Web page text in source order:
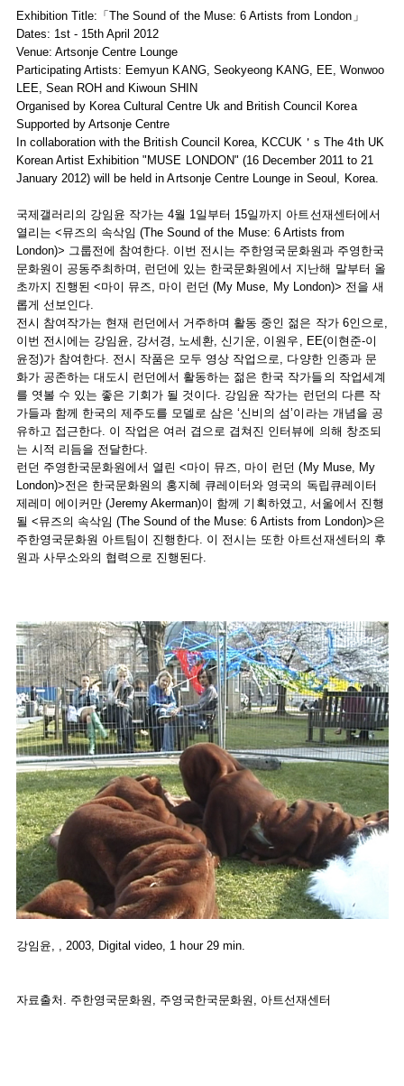
Exhibition Title:「The Sound of the Muse: 6 Artists from London」
Dates: 1st - 15th April 2012
Venue: Artsonje Centre Lounge
Participating Artists: Eemyun KANG, Seokyeong KANG, EE, Wonwoo
LEE, Sean ROH and Kiwoun SHIN
Organised by Korea Cultural Centre Uk and British Council Korea
Supported by Artsonje Centre
In collaboration with the British Council Korea, KCCUK＇s The 4th UK
Korean Artist Exhibition "MUSE LONDON" (16 December 2011 to 21
January 2012) will be held in Artsonje Centre Lounge in Seoul, Korea.
국제갤러리의 강임윤 작가는 4월 1일부터 15일까지 아트선재센터에서
열리는 <뮤즈의 속삭임 (The Sound of the Muse: 6 Artists from
London)> 그룹전에 참여한다. 이번 전시는 주한영국문화원과 주영한국
문화원이 공동주최하며, 런던에 있는 한국문화원에서 지난해 말부터 올
초까지 진행된 <마이 뮤즈, 마이 런던 (My Muse, My London)> 전을 새
롭게 선보인다.
전시 참여작가는 현재 런던에서 거주하며 활동 중인 젊은 작가 6인으로,
이번 전시에는 강임윤, 강서경, 노세환, 신기운, 이원우, EE(이현준-이
윤정)가 참여한다. 전시 작품은 모두 영상 작업으로, 다양한 인종과 문
화가 공존하는 대도시 런던에서 활동하는 젊은 한국 작가들의 작업세계
를 엿볼 수 있는 좋은 기회가 될 것이다. 강임윤 작가는 런던의 다른 작
가들과 함께 한국의 제주도를 모델로 삼은 ‘신비의 섬’이라는 개념을 공
유하고 접근한다. 이 작업은 여러 겹으로 겹쳐진 인터뷰에 의해 창조되
는 시적 리듬을 전달한다.
런던 주영한국문화원에서 열린 <마이 뮤즈, 마이 런던 (My Muse, My
London)>전은 한국문화원의 홍지혜 큐레이터와 영국의 독립큐레이터
제레미 에이커만 (Jeremy Akerman)이 함께 기획하였고, 서울에서 진행
될 <뮤즈의 속삭임 (The Sound of the Muse: 6 Artists from London)>은
주한영국문화원 아트팀이 진행한다. 이 전시는 또한 아트선재센터의 후
원과 사무소와의 협력으로 진행된다.
강임윤, , 2003, Digital video, 1 hour 29 min.
자료출처. 주한영국문화원, 주영국한국문화원, 아트선재센터